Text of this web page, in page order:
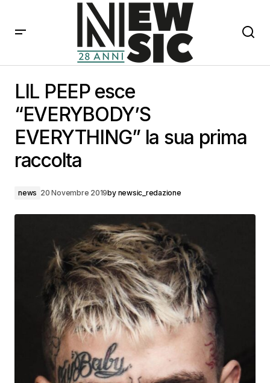
prima raccolta
LIL PEEP esce
“EVERYBODY’S
EVERYTHING” la sua prima
raccolta
news 20 Novembre 2019by newsic_redazione